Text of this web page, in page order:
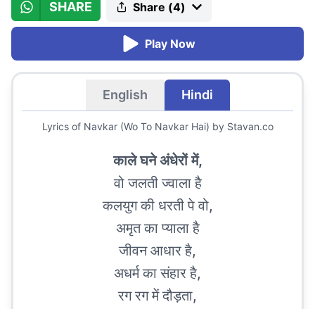
SHARE Share (4)
Play Now
English Hindi
Lyrics of Navkar (Wo To Navkar Hai) by Stavan.co
काले घने अंधेरों में,
वो जलती ज्वाला है
कलयुग की धरती पे वो,
अमृत का प्याला है
जीवन आधार है,
अधर्म का संहार है,
रग रग में दौड़ता,